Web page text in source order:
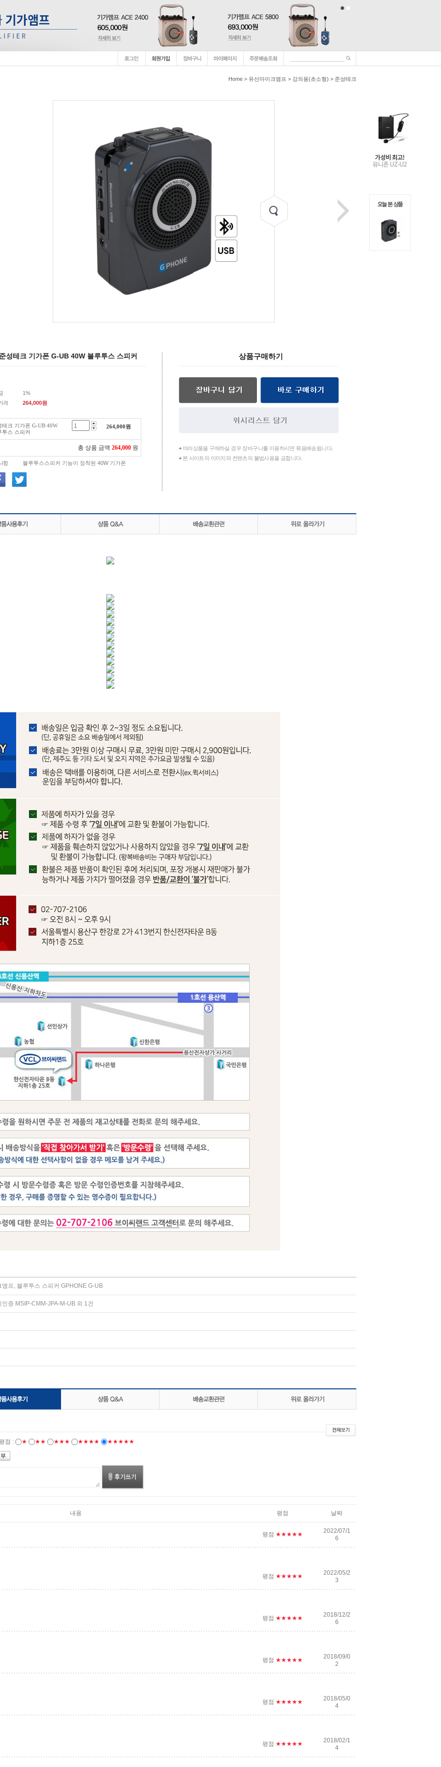
Home > 유선마이크앰프 > 강의용(초소형) > 준성테크
성테크 기가폰 G-UB 40W 블루투스 스피커
1%
격
264,000원
테크 기가폰 G-UB 40W
투스 스피커
264,000원
총 상품 금액 264,000 원
항 블루투스스피커 기능이 장착된 40W 기가폰
상품구매하기
+여러상품을 구매하실 경우 장바구니를 이용하시면 묶음배송됩니다.
+본 사이트의 이미지와 컨텐츠의 불법사용을 금합니다.
프, 블루투스 스피커 GPHONE G-UB
증 MSIP-CMM-JPA-M-UB 외 1건
점 : ★ ★★ ★★★ ★★★★ ★★★★★
내용 평점 날짜
평점 ★★★★★
2022/07/1
6
평점 ★★★★★
2022/05/2
3
평점 ★★★★★
2018/12/2
6
평점 ★★★★★
2018/09/0
2
평점 ★★★★★
2018/05/0
4
평점 ★★★★★
2018/02/1
4